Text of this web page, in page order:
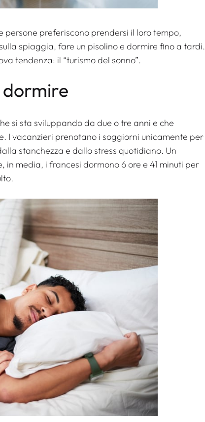
preferiscono prendersi il loro tempo,
spiaggia, fare un pisolino e dormire fino a tardi.
tendenza: il “turismo del sonno”.
si sta sviluppando da due o tre anni e che
I vacanzieri prenotano i soggiorni unicamente per
stanchezza e dallo stress quotidiano. Un
in media, i francesi dormono 6 ore e 41 minuti per